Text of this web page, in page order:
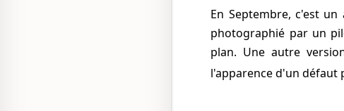
En Septembre, c'est un autre bimoteur RB-47 survolant la base d'Edwards (Californie), qui est
photographié par un
plan. Une autre
l'apparence d'un défaut